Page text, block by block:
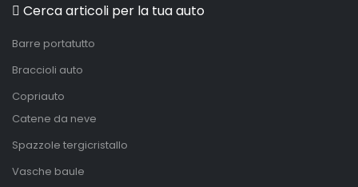
Cerca articoli per la tua auto
Barre portatutto
Braccioli auto
Copriauto
Catene da neve
Spazzole tergicristallo
Vasche baule